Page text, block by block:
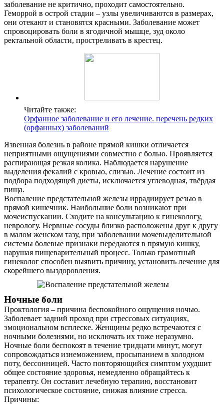
заболевание не критично, проходит самостоятельно.
Геморрой в острой стадии – узлы увеличиваются в размерах,
они отекают и становятся красными. Заболевание может
спровоцировать боли в ягодичной мышце, зуд около
ректальной области, простреливать в крестец.
Читайте также:
Орфанное заболевание и его лечение. перечень редких
(орфанных) заболеваний
Язвенная болезнь в районе прямой кишки отличается
неприятными ощущениями совместно с болью. Проявляется
распирающая резкая колика. Наблюдается нарушение
выделения фекалий с кровью, слизью. Лечение состоит из
подбора подходящей диеты, исключается углеводная, твёрдая
пища.
Воспаление предстательной железы иррадиирует резью в
прямой кишечник. Наибольшие боли возникают при
мочеиспускании. Сходите на консультацию к гинекологу,
неврологу. Нервные сосуды близко расположены друг к другу
в малом женском тазу, при заболевании мочевыделительной
системы болевые признаки передаются в прямую кишку,
нарушая пищеварительный процесс. Только грамотный
гинеколог способен выявить причину, установить лечение для
скорейшего выздоровления.
Ночные боли
Проктология – причина беспокойного ощущения ночью.
Заболевает задний проход при стрессовых ситуациях,
эмоциональном всплеске. Женщины редко встречаются с
ночными болезнями, но исключать их тоже неразумно.
Ночные боли беспокоят в течение тридцати минут, могут
сопровождаться изнеможением, просыпанием в холодном
поту, бессонницей. Часто повторяющийся симптом ухудшит
общее состояние здоровья, немедленно обращайтесь к
терапевту. Он составит лечебную терапию, восстановит
психологическое состояние, снижая влияние стресса.
Причины: